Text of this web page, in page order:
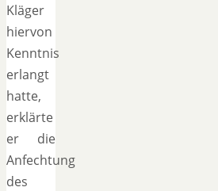
Kläger
hiervon
Kenntnis
erlangt
hatte,
erklärte
er die
Anfechtung
des